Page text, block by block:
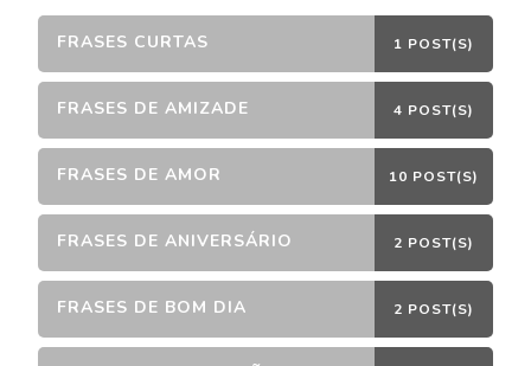
FRASES CURTAS 1 POST(S)
FRASES DE AMIZADE 4 POST(S)
FRASES DE AMOR 10 POST(S)
FRASES DE ANIVERSÁRIO 2 POST(S)
FRASES DE BOM DIA 2 POST(S)